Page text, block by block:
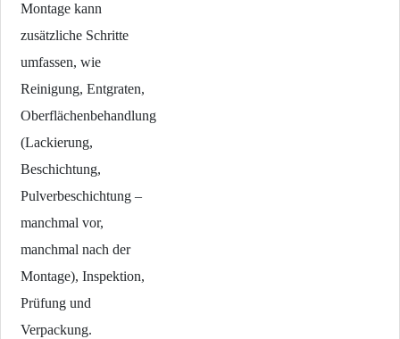
Montage kann
zusätzliche Schritte
umfassen, wie
Reinigung, Entgraten,
Oberflächenbehandlung
(Lackierung,
Beschichtung,
Pulverbeschichtung –
manchmal vor,
manchmal nach der
Montage), Inspektion,
Prüfung und
Verpackung.